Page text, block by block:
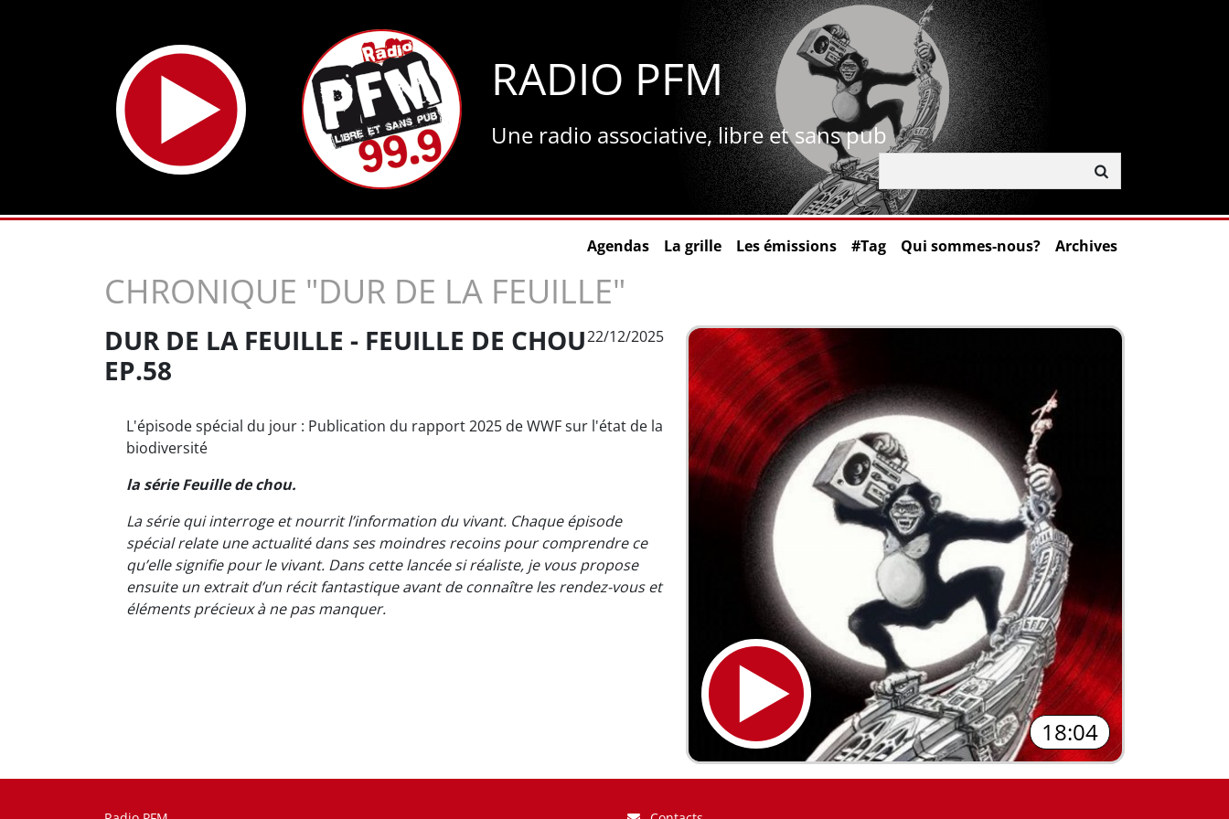
RADIO PFM
Une radio associative, libre et sans pub
Agendas La grille Les émissions #Tag Qui sommes-nous? Archives
CHRONIQUE "DUR DE LA FEUILLE"
DUR DE LA FEUILLE - FEUILLE DE CHOU
EP.58
22/12/2025
L'épisode spécial du jour : Publication du rapport 2025 de WWF sur l'état de la
biodiversité
la série Feuille de chou.
La série qui interroge et nourrit l’information du vivant. Chaque épisode
spécial relate une actualité dans ses moindres recoins pour comprendre ce
qu’elle signifie pour le vivant. Dans cette lancée si réaliste, je vous propose
ensuite un extrait d’un récit fantastique avant de connaître les rendez-vous et
éléments précieux à ne pas manquer.
18:04